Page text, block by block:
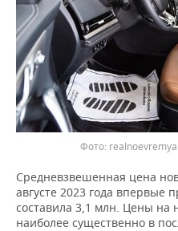
Средневзвешенная цена
августе 2023 года впервые
составила 3,1 млн. Цены на
наиболее существенно в